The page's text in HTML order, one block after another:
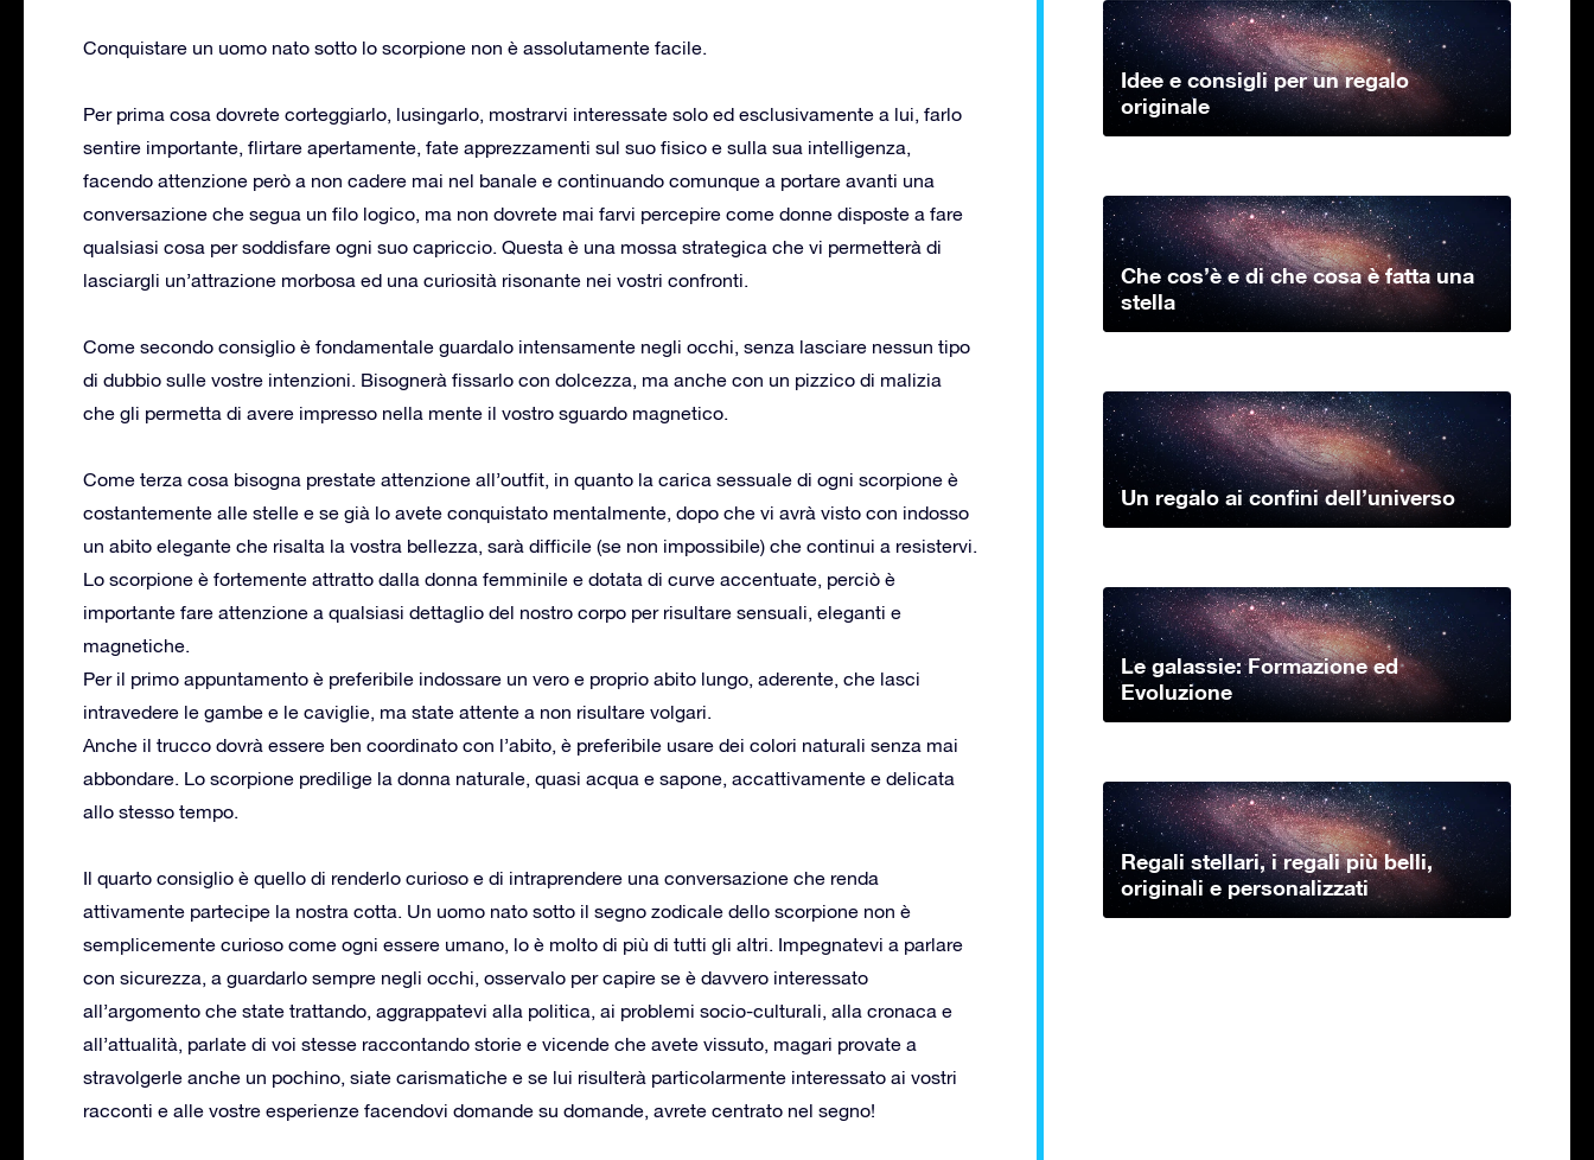
Conquistare un uomo nato sotto lo scorpione non è assolutamente facile.
Per prima cosa dovrete corteggiarlo, lusingarlo, mostrarvi interessate solo ed esclusivamente a lui, farlo
sentire importante, flirtare apertamente, fate apprezzamenti sul suo fisico e sulla sua intelligenza,
facendo attenzione però a non cadere mai nel banale e continuando comunque a portare avanti una
conversazione che segua un filo logico, ma non dovrete mai farvi percepire come donne disposte a fare
qualsiasi cosa per soddisfare ogni suo capriccio. Questa è una mossa strategica che vi permetterà di
lasciargli un’attrazione morbosa ed una curiosità risonante nei vostri confronti.
Come secondo consiglio è fondamentale guardalo intensamente negli occhi, senza lasciare nessun tipo
di dubbio sulle vostre intenzioni. Bisognerà fissarlo con dolcezza, ma anche con un pizzico di malizia
che gli permetta di avere impresso nella mente il vostro sguardo magnetico.
Come terza cosa bisogna prestate attenzione all’outfit, in quanto la carica sessuale di ogni scorpione è
costantemente alle stelle e se già lo avete conquistato mentalmente, dopo che vi avrà visto con indosso
un abito elegante che risalta la vostra bellezza, sarà difficile (se non impossibile) che continui a resistervi.
Lo scorpione è fortemente attratto dalla donna femminile e dotata di curve accentuate, perciò è
importante fare attenzione a qualsiasi dettaglio del nostro corpo per risultare sensuali, eleganti e
magnetiche.
Per il primo appuntamento è preferibile indossare un vero e proprio abito lungo, aderente, che lasci
intravedere le gambe e le caviglie, ma state attente a non risultare volgari.
Anche il trucco dovrà essere ben coordinato con l’abito, è preferibile usare dei colori naturali senza mai
abbondare. Lo scorpione predilige la donna naturale, quasi acqua e sapone, accattivamente e delicata
allo stesso tempo.
Il quarto consiglio è quello di renderlo curioso e di intraprendere una conversazione che renda
attivamente partecipe la nostra cotta. Un uomo nato sotto il segno zodicale dello scorpione non è
semplicemente curioso come ogni essere umano, lo è molto di più di tutti gli altri. Impegnatevi a parlare
con sicurezza, a guardarlo sempre negli occhi, osservalo per capire se è davvero interessato
all’argomento che state trattando, aggrappatevi alla politica, ai problemi socio-culturali, alla cronaca e
all’attualità, parlate di voi stesse raccontando storie e vicende che avete vissuto, magari provate a
stravolgerle anche un pochino, siate carismatiche e se lui risulterà particolarmente interessato ai vostri
racconti e alle vostre esperienze facendovi domande su domande, avrete centrato nel segno!
Idee e consigli per un regalo
originale
Che cos’è e di che cosa è fatta una
stella
Un regalo ai confini dell’universo
Le galassie: Formazione ed
Evoluzione
Regali stellari, i regali più belli,
originali e personalizzati